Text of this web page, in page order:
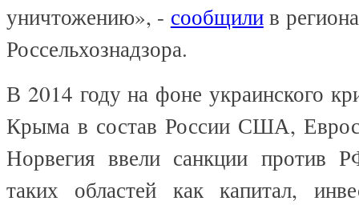
уничтожению», - сообщилив
Россельхознадзора.
В 2014 году на фоне украинского
Крыма в состав России США,
Норвегия ввели санкции против
таких областей как капитал,